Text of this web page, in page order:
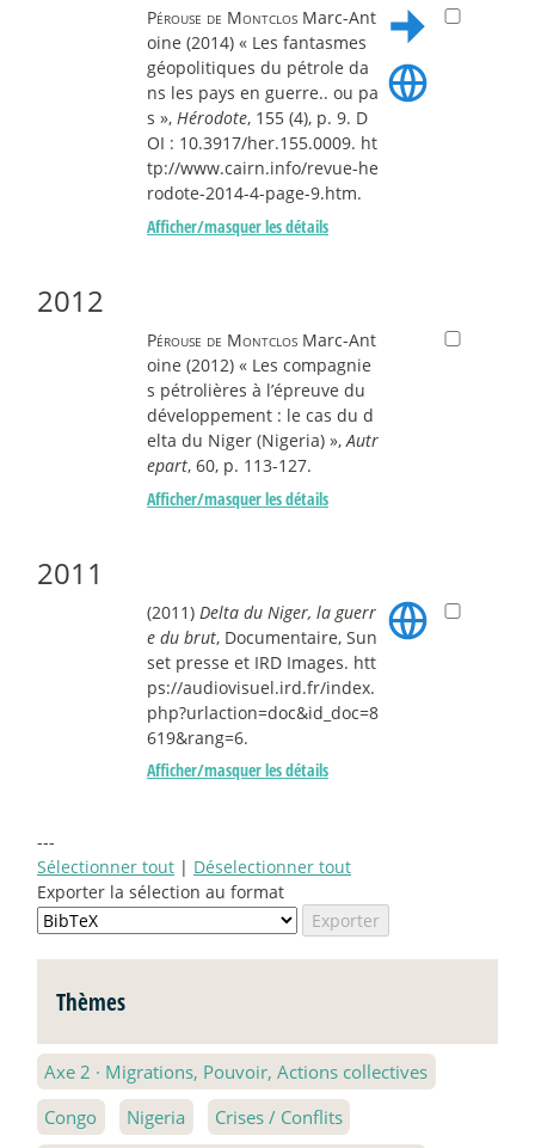
Pérouse de Montclos Marc-Ant
oine (2014) « Les fantasmes
géopolitiques du pétrole da
ns les pays en guerre.. ou pa
s », Hérodote, 155 (4), p. 9. D
OI : 10.3917/her.155.0009. ht
tp://www.cairn.info/revue-he
rodote-2014-4-page-9.htm.
Afficher/masquer les détails
2012
Pérouse de Montclos Marc-Ant
oine (2012) « Les compagnie
s pétrolières à l’épreuve du
développement : le cas du d
elta du Niger (Nigeria) »,Autr
epart, 60, p. 113-127.
Afficher/masquer les détails
2011
(2011) Delta du Niger, la guerr
e du brut, Documentaire, Sun
set presse et IRD Images. htt
ps://audiovisuel.ird.fr/index.
php?urlaction=doc&id_doc=8
619&rang=6.
Afficher/masquer les détails
---
Sélectionner tout | Déselectionner tout
Exporter la sélection au format
Thèmes
Axe 2 · Migrations, Pouvoir, Actions collectives
Congo
Nigeria
Crises / Conflits